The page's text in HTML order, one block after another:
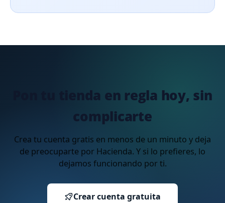
Pon tu tienda en regla hoy, sin
complicarte
Crea tu cuenta gratis en menos de un minuto y deja
de preocuparte por Hacienda. Y si lo prefieres, lo
dejamos funcionando por ti.
Crear cuenta gratuita